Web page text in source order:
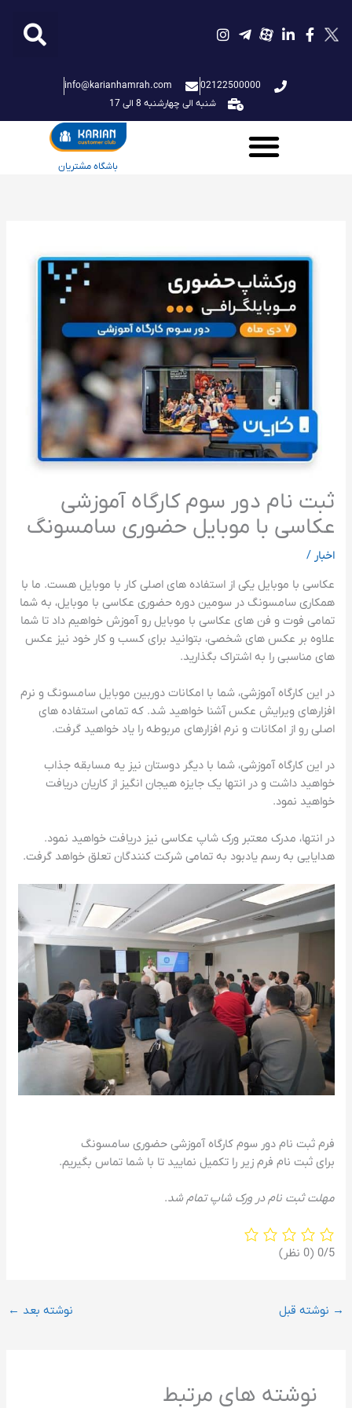
محتوا
02122500000
info@karianhamrah.com
شنبه الی چهارشنبه 8 الی 17
باشگاه مشتریان
ثبت نام دور سوم کارگاه آموزشی
عکاسی با موبایل حضوری سامسونگ
اخبار /
عکاسی با موبایل یکی از استفاده های اصلی کار با موبایل هست. ما با
همکاری سامسونگ در سومین دوره حضوری عکاسی با موبایل، به شما
تمامی فوت و فن های عکاسی با موبایل رو آموزش خواهیم داد تا شما
علاوه بر عکس های شخصی، بتوانید برای کسب و کار خود نیز عکس
های مناسبی را به اشتراک بگذارید.
در این کارگاه آموزشی، شما با امکانات دوربین موبایل سامسونگ و نرم
افزارهای ویرایش عکس آشنا خواهید شد. که تمامی استفاده های
اصلی رو از امکانات و نرم افزارهای مربوطه را یاد خواهید گرفت.
در این کارگاه آموزشی، شما با دیگر دوستان نیز یه مسابقه جذاب
خواهید داشت و در انتها یک جایزه هیجان انگیز از کاریان دریافت
خواهید نمود.
در انتها، مدرک معتبر ورک شاپ عکاسی نیز دریافت خواهید نمود.
هدایایی به رسم یادبود به تمامی شرکت کنندگان تعلق خواهد گرفت.
فرم ثبت نام دور سوم کارگاه آموزشی حضوری سامسونگ
برای ثبت نام فرم زیر را تکمیل نمایید تا با شما تماس بگیریم.
مهلت ثبت نام در ورک شاپ تمام شد.
‫0/5 ‫(0 نظر)
→ نوشته قبل نوشته بعد ←
نوشته های مرتبط